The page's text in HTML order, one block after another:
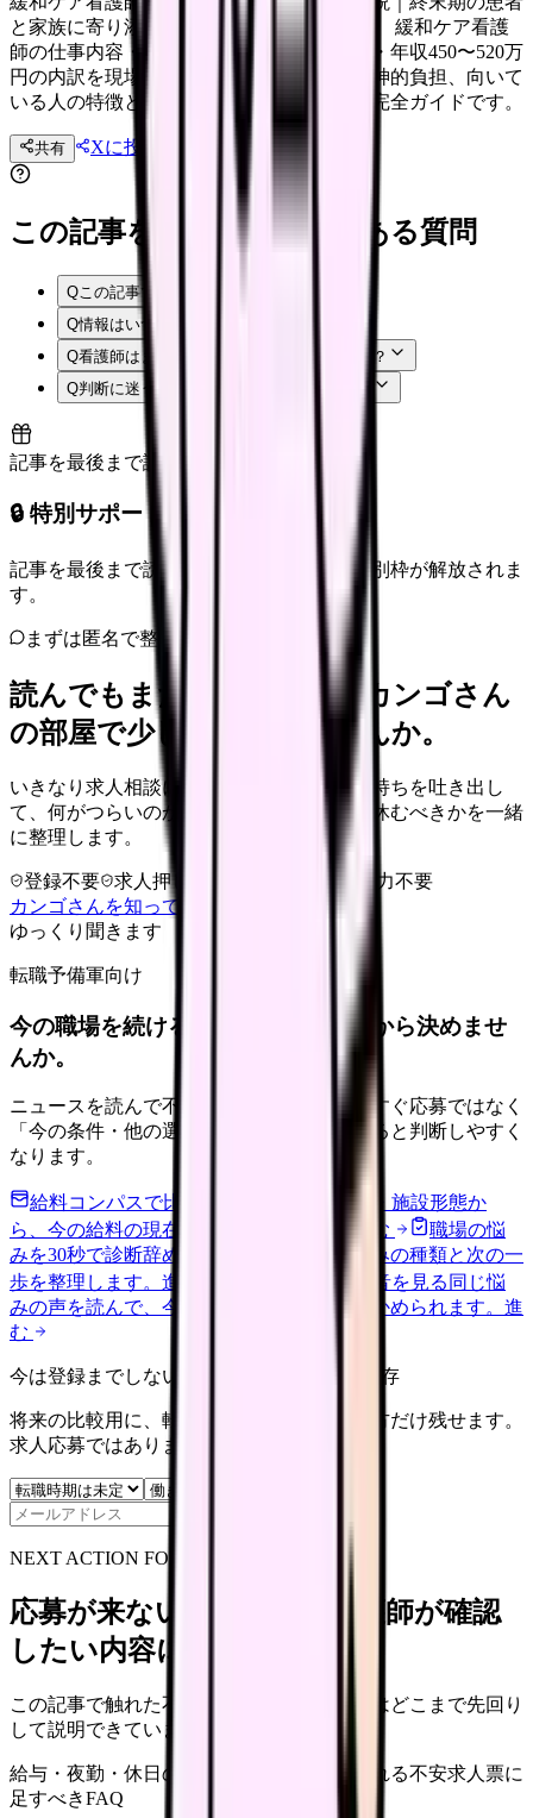
と家族に寄り添う看護のリアル【2026年版】 緩和ケア看護
師の仕事内容・疼痛管理・精神的サポート・年収450〜520万
円の内訳を現場目線で解説。やりがいと精神的負担、向いて
いる人の特徴と緩和ケアへの転職方法まで完全ガイドです。
共有 Xに投稿
この記事を読む前後によくある質問
Q この記事では何を確認できますか？
Q情報はいつ時点のものですか？
Q看護師はまず何から確認すればよいですか？
Q判断に迷う場合はどうすればよいですか？
記事を最後まで読むと解放
🔒 特別サポート枠（未開放）
記事を最後まで読むと、転職サポートの特別枠が解放されま
す。
まずは匿名で整理
読んでもまだ苦しいなら、カンゴさん
の部屋で少し話してみませんか。
いきなり求人相談には進みません。今の気持ちを吐き出し
て、何がつらいのか、辞めるべきか、少し休むべきかを一緒
に整理します。
登録不要 求人押し売りなし
病院名は入力不要
カンゴさんを知ってから相談する
ゆっくり聞きます
転職予備軍向け
今の職場を続けるか、条件を比べてから決めませ
んか。
ニュースを読んで不安が強くなった時は、すぐ応募ではなく
「今の条件・他の選択肢・相談先」を分けると判断しやすく
なります。
給料コンパスで比較する
地域・経験年数・施設形態か
ら、今の給料の現在地を確認できます。進む
職場の悩
みを30秒で診断辞めるべきか迷う前に、悩みの種類と次の一
歩を整理します。 進む 匿名掲示板で本音を見る 同じ悩
みの声を読んで、今の職場だけの問題か確かめられます。 進
む
今は登録までしない人向け: 希望条件だけ保存
将来の比較用に、転職時期と気になる働き方だけ残せます。
求人応募ではありません。
NEXT ACTION FOR CLINICS
応募が来ない求人票を、看護師が確認
したい内容に直せます
この記事で触れた不安を、自院の求人票ではどこまで先回り
して説明できていますか？
給与・夜勤・休日の見せ方 応募前に離脱される不安求人票に
足すべきFAQ